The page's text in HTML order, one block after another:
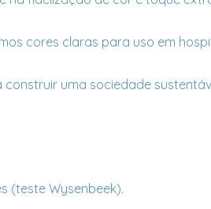
cores claras para uso em
uma sociedade
(teste Wysenbeek).